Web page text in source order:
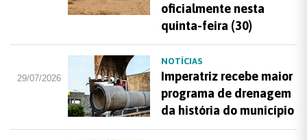
oficialmente nesta
quinta-feira (30)
29/07/2026
NOTÍCIAS
Imperatriz recebe maior
programa de drenagem
da história do município